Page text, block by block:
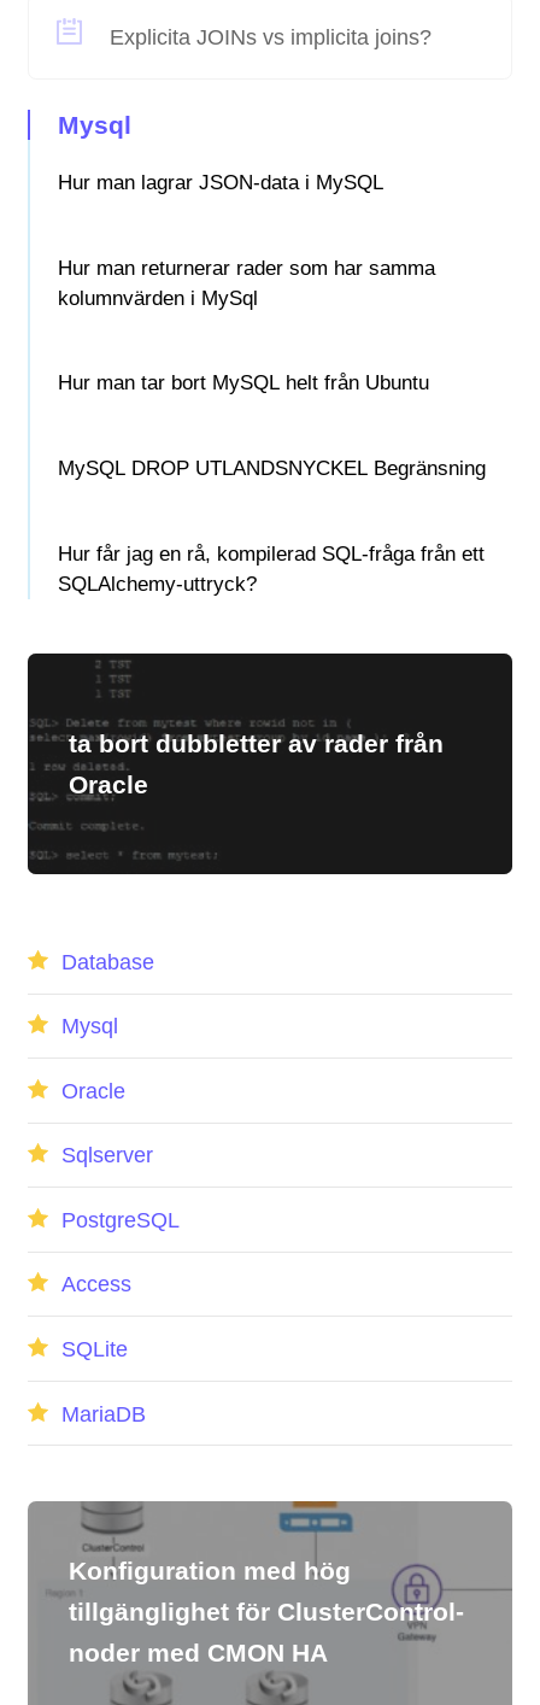
Mysql
Hur man lagrar JSON-data i MySQL
Hur man returnerar rader som har samma
kolumnvärden i MySql
Hur man tar bort MySQL helt från Ubuntu
MySQL DROP UTLANDSNYCKEL Begränsning
Hur får jag en rå, kompilerad SQL-fråga från ett
SQLAlchemy-uttryck?
ta bort dubbletter av rader från
Oracle
Database
Mysql
Oracle
Sqlserver
PostgreSQL
Access
SQLite
MariaDB
Konfiguration med hög
tillgänglighet för ClusterControl-
noder med CMON HA
Explicita JOINs vs implicita joins?